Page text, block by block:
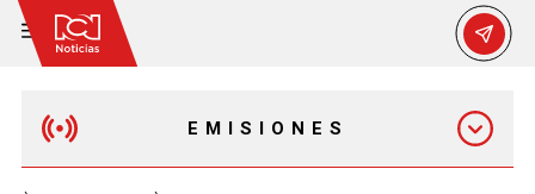
EMISIONES